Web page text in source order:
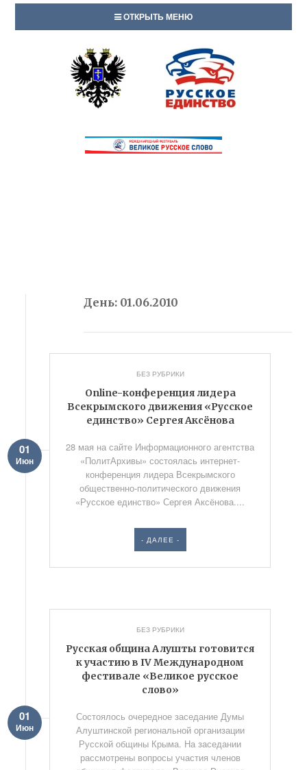
ОТКРЫТЬ МЕНЮ
День: 01.06.2010
БЕЗ РУБРИКИ
Online-конференция лидера
Всекрымского движения «Русское
единство» Сергея Аксёнова
01
Июн
28 мая на сайте Информационного агентства
«ПолитАрхивы» состоялась интернет-
конференция лидера Всекрымского
общественно-политического движения
«Русское единство» Сергея Аксёнова....
- ДАЛЕЕ -
БЕЗ РУБРИКИ
Русская община Алушты готовится
к участию в IV Международном
фестивале «Великое русское
слово»
01
Июн
Состоялось очередное заседание Думы
Алуштинской региональной организации
Русской общины Крыма. На заседании
рассмотрены вопросы участия членов